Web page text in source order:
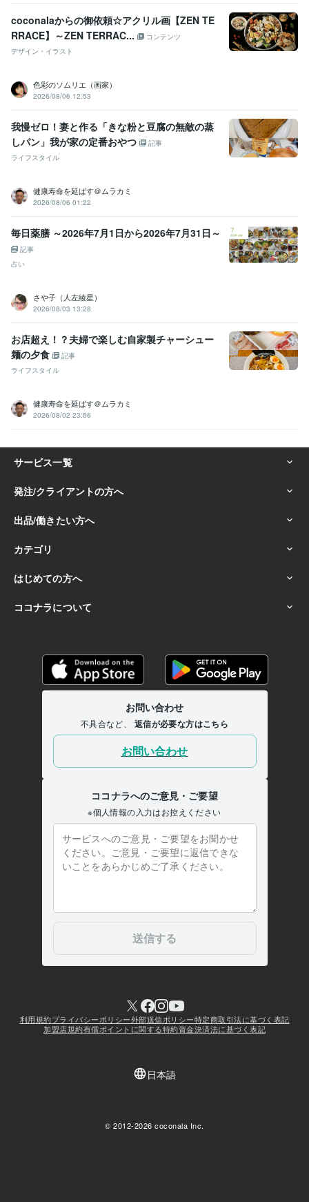
学歴
国立大学 1996年3月 ~ 2000年2月
本草薬膳学院 2020年12月 ~ 2022年8月
coconalaからの御依頼☆アクリル画【ZEN TE
RRACE】～ZEN TERRAC...
コンテンツ
デザイン・イラスト
色彩のソムリエ（画家）
2026/08/06 12:53
我慢ゼロ！妻と作る「きな粉と豆腐の無敵の蒸
しパン」我が家の定番おやつ
記事
ライフスタイル
健康寿命を延ばす＠ムラカミ
2026/08/06 01:22
毎日薬膳 ～2026年7月1日から2026年7月31日～
記事
占い
さや子（人左綾星）
2026/08/03 13:28
お店超え！？夫婦で楽しむ自家製チャーシュー
麺の夕食
記事
ライフスタイル
健康寿命を延ばす＠ムラカミ
2026/08/02 23:56